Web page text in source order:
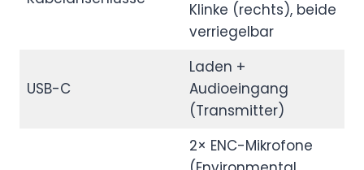
Klinke (rechts), beide
verriegelbar
USB-C
Laden +
Audioeingang
(Transmitter)
2× ENC-Mikrofone